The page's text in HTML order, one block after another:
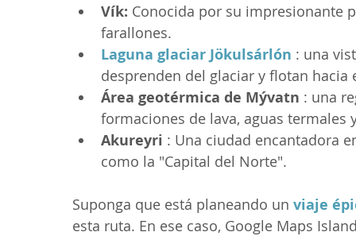
Vík: Conocida por su impresionante
farallones.
Laguna glaciar Jökulsárlón : una
desprenden del glaciar y flotan hacia
Área geotérmica de Mývatn : una
formaciones de lava, aguas termales
Akureyri : Una ciudad encantadora
como la "Capital del Norte".
Suponga que está planeando un viaje
esta ruta. En ese caso, Google Maps